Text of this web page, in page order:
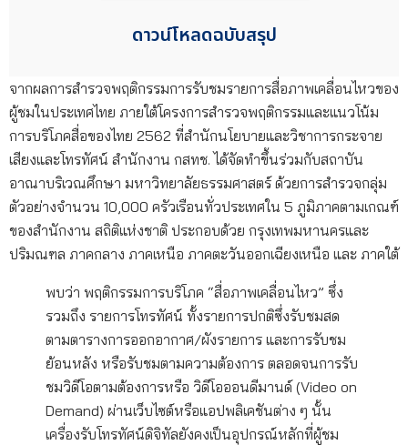
ดาวน์โหลดฉบับสรุป
จากผลการสำรวจพฤติกรรมการรับชมรายการสื่อภาพเคลื่อนไหวของ
ผู้ชมในประเทศไทย ภายใต้โครงการสำรวจพฤติกรรมและแนวโน้ม
การบริโภคสื่อของไทย 2562 ที่สำนักนโยบายและวิชาการกระจาย
เสียงและโทรทัศน์ สำนักงาน กสทช. ได้จัดทำขึ้นร่วมกับสถาบัน
อาณาบริเวณศึกษา มหาวิทยาลัยธรรมศาสตร์ ด้วยการสำรวจกลุ่ม
ตัวอย่างจำนวน 10,000 ครัวเรือนทั่วประเทศใน 5 ภูมิภาคตามเกณฑ์
ของสำนักงาน สถิติแห่งชาติ ประกอบด้วย กรุงเทพมหานครและ
ปริมณฑล ภาคกลาง ภาคเหนือ ภาคตะวันออกเฉียงเหนือ และ ภาคใต้
พบว่า พฤติกรรมการบริโภค “สื่อภาพเคลื่อนไหว” ซึ่ง
รวมถึง รายการโทรทัศน์ ทั้งรายการปกติซึ่งรับชมสด
ตามตารางการออกอากาศ/ผังรายการ และการรับชม
ย้อนหลัง หรือรับชมตามความต้องการ ตลอดจนการรับ
ชมวิดีโอตามต้องการหรือ วิดีโอออนดีมานด์ (Video on
Demand) ผ่านเว็บไซต์หรือแอปพลิเคชันต่าง ๆ นั้น
เครื่องรับโทรทัศน์ดิจิทัลยังคงเป็นอุปกรณ์หลักที่ผู้ชม